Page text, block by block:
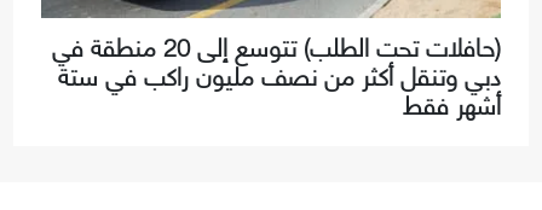
(حافلات تحت الطلب) تتوسع إلى 20 منطقة في
دبي وتنقل أكثر من نصف مليون راكب في ستة
أشهر فقط